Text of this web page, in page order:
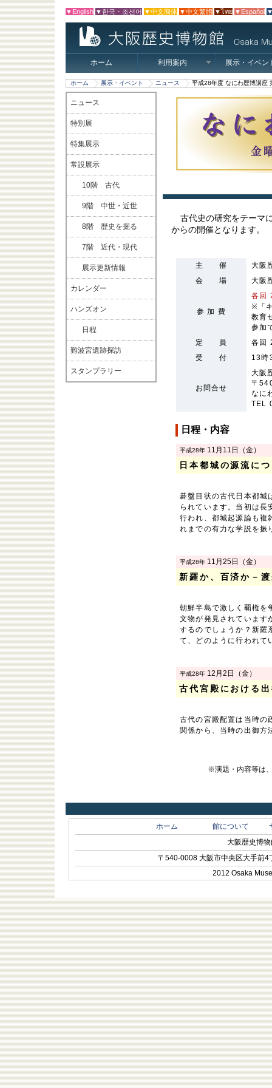
▼English ▼한국・조선어 ▼中文簡体 ▼中文繁體 ▼ไทย ▼Español
ホーム 利用案内 展示・イベン
ホーム 展示・イベント ニュース 平成28年度 なにわ歴博講座
ニュース
特別展
特集展示
常設展示
10階 古代
9階 中世・近世
8階 歴史を掘る
7階 近代・現代
展示更新情報
カレンダー
ハンズオン
日程
難波宮遺跡探訪
スタンプラリー
古代史の研究をテーマ
からの開催となります。
主 催
大阪
会 場
大
参 加 費
各回
※「
教育
参加
定 員
各回
受 付
13時
お問合せ
大阪
〒
なに
TEL
日程・内容
平成28年 11月11日（金）
日本都城の源流に
碁盤目状の古代日本都城
られています。当初は
行われ、都城起源論も複
れまでの有力な学説を振
平成28年 11月25日（金）
新羅か、百済か－
朝鮮半島で激しく覇権を
文物が発見されています
するのでしょうか？新羅
て、どのように行われて
平成28年 12月2日（金）
古代宮殿における
古代の宮殿配置は当時の
関係から、当時の出御方
※演題・内容等は
ホーム 館について
大阪歴史博
〒540-0008 大阪市中央区大手
2012 Osaka